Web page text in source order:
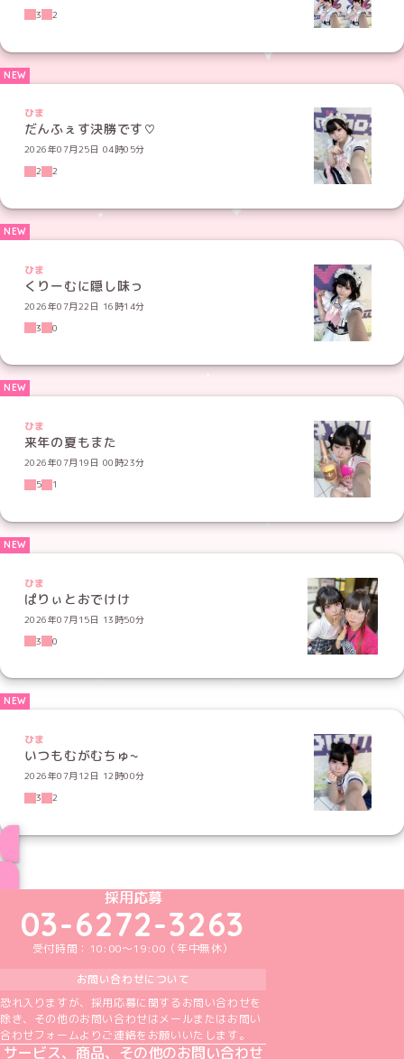
3
2
ひま
だんふぇす決勝です♡
2026年07月25日 04時05分
2
2
ひま
くりーむに隠し味っ
2026年07月22日 16時14分
3
0
ひま
来年の夏もまた
2026年07月19日 00時23分
5
1
ひま
ぱりぃとおでけけ
2026年07月15日 13時50分
3
0
ひま
いつもむがむちゅ~
2026年07月12日 12時00分
3
2
めいどりーみんTikTok公式アカウント
めいどりーみんX公式アカウント
めいどりーみんInstagram公式アカウント
めいどりーみんFacebook公式アカウン
めいどりーみんYouTube公式アカ
採用応募
03-6272-3263
受付時間：10:00～19:00（年中無休）
お問い合わせについて
恐れ入りますが、採用応募に関するお問い合わせを
除き、その他のお問い合わせはメールまたはお問い
合わせフォームよりご連絡をお願いいたします。
サービス、商品、その他のお問い合わせ